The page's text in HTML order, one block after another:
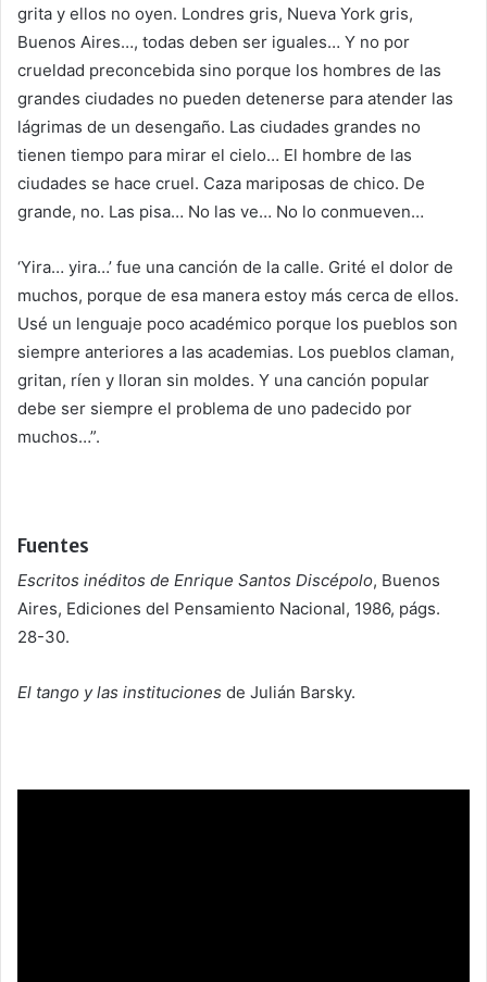
grita y ellos no oyen. Londres gris, Nueva York gris,
Buenos Aires…, todas deben ser iguales… Y no por
crueldad preconcebida sino porque los hombres de las
grandes ciudades no pueden detenerse para atender las
lágrimas de un desengaño. Las ciudades grandes no
tienen tiempo para mirar el cielo… El hombre de las
ciudades se hace cruel. Caza mariposas de chico. De
grande, no. Las pisa… No las ve… No lo conmueven…
‘Yira… yira…’ fue una canción de la calle. Grité el dolor de
muchos, porque de esa manera estoy más cerca de ellos.
Usé un lenguaje poco académico porque los pueblos son
siempre anteriores a las academias. Los pueblos claman,
gritan, ríen y lloran sin moldes. Y una canción popular
debe ser siempre el problema de uno padecido por
muchos…”.
Fuentes
Escritos inéditos de Enrique Santos Discépolo, Buenos
Aires, Ediciones del Pensamiento Nacional, 1986, págs.
28-30.
El tango y las instituciones de Julián Barsky.